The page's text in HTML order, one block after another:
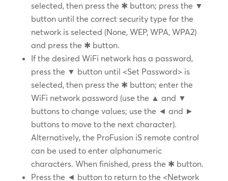
selected, then press the ✱ button; press the ▼
button until the correct security type for the
network is selected (None, WEP, WPA, WPA2)
and press the ✱ button.
If the desired WiFi network has a password,
press the ▼ button until <Set Password> is
selected, then press the ✱ button; enter the
WiFi network password (use the ▲ and ▼
buttons to change values; use the ◄ and ►
buttons to move to the next character).
Alternatively, the ProFusion iS remote control
can be used to enter alphanumeric
characters. When finished, press the ✱ button.
Press the ◄ button to return to the <Network